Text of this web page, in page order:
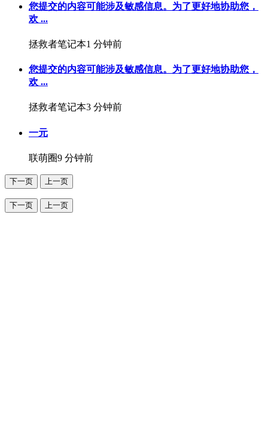
您提交的内容可能涉及敏感信息。为了更好地协助您，
欢 ...
拯救者笔记本1 分钟前
您提交的内容可能涉及敏感信息。为了更好地协助您，
欢 ...
拯救者笔记本3 分钟前
一元
联萌圈9 分钟前
下一页 上一页
下一页 上一页